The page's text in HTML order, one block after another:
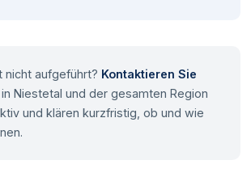
nicht aufgeführt? Kontaktieren Sie
Niestetal und der gesamten Region
und klären kurzfristig, ob und wie